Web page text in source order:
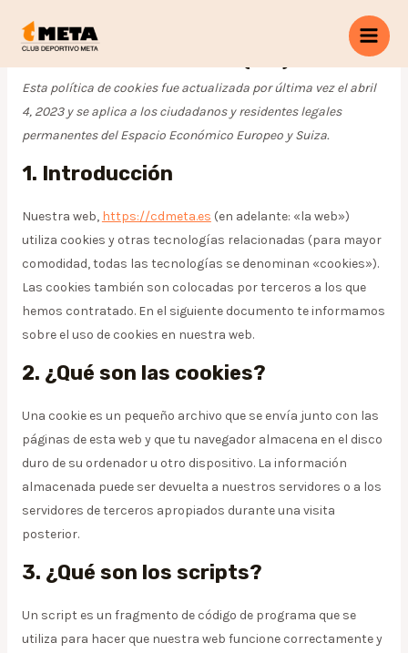
Main
Política de cookies (UE)
Esta política de cookies fue actualizada por última vez el abril
4, 2023 y se aplica a los ciudadanos y residentes legales
permanentes del Espacio Económico Europeo y Suiza.
1. Introducción
Nuestra web, https://cdmeta.es (en adelante: «la web»)
utiliza cookies y otras tecnologías relacionadas (para mayor
comodidad, todas las tecnologías se denominan «cookies»).
Las cookies también son colocadas por terceros a los que
hemos contratado. En el siguiente documento te informamos
sobre el uso de cookies en nuestra web.
2. ¿Qué son las cookies?
Una cookie es un pequeño archivo que se envía junto con las
páginas de esta web y que tu navegador almacena en el disco
duro de su ordenador u otro dispositivo. La información
almacenada puede ser devuelta a nuestros servidores o a los
servidores de terceros apropiados durante una visita
posterior.
3. ¿Qué son los scripts?
Un script es un fragmento de código de programa que se
utiliza para hacer que nuestra web funcione correctamente y
service
elementor
service
wordpress
service
google-
recaptcha
service
google-
maps
service
youtube
service
facebook
service
twitter
service
linkedin
service
varios